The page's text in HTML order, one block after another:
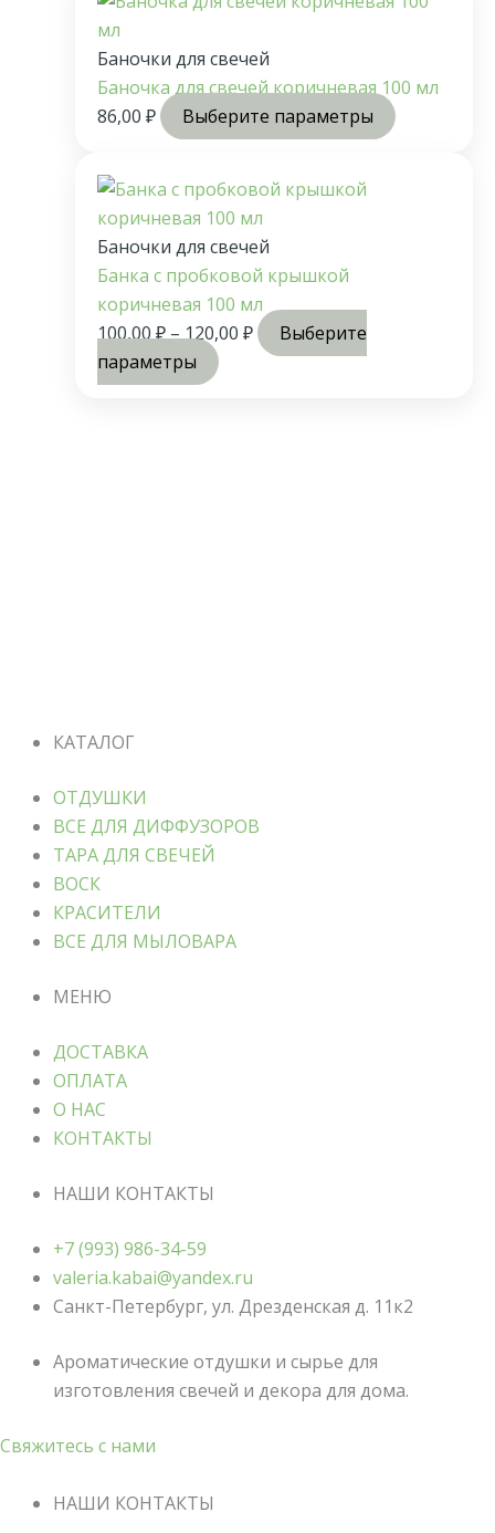
Баночки для свечей
Баночка для свечей коричневая 100 мл
86,00 ₽ Выберите параметры
Баночки для свечей
Банка с пробковой крышкой
коричневая 100 мл
100,00₽–120,00 ₽
Выберите
параметры
КАТАЛОГ
ОТДУШКИ
ВСЕ ДЛЯ ДИФФУЗОРОВ
ТАРА ДЛЯ СВЕЧЕЙ
ВОСК
КРАСИТЕЛИ
ВСЕ ДЛЯ МЫЛОВАРА
МЕНЮ
ДОСТАВКА
ОПЛАТА
О НАС
КОНТАКТЫ
НАШИ КОНТАКТЫ
+7 (993) 986-34-59
valeria.kabai@yandex.ru
Санкт-Петербург, ул. Дрезденская д. 11к2
Ароматические отдушки и сырье для
изготовления свечей и декора для дома.
Свяжитесь с нами
НАШИ КОНТАКТЫ